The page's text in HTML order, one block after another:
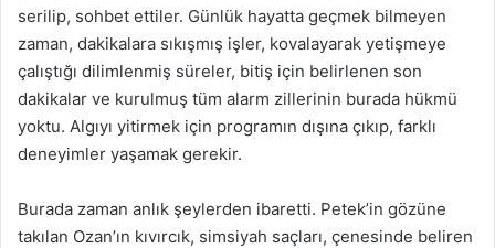
serilip, sohbet ettiler. Günlük hayatta geçmek bilmeyen
zaman, dakikalara sıkışmış işler, kovalayarak yetişmeye
çalıştığı dilimlenmiş süreler, bitiş için belirlenen son
dakikalar ve kurulmuş tüm alarm zillerinin burada hükmü
yoktu. Algıyı yitirmek için programın dışına çıkıp, farklı
deneyimler yaşamak gerekir.
Burada zaman anlık şeylerden ibaretti. Petek’in gözüne
takılan Ozan’ın kıvırcık, simsiyah saçları, çenesinde beliren